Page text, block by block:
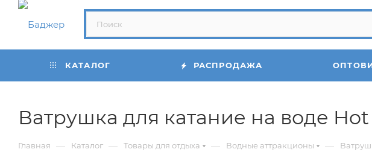
КАТАЛОГ РАСПРОДАЖА
Ватрушка для катание на воде
Главная — Каталог — Товары для отдыха — Водные аттракционы —